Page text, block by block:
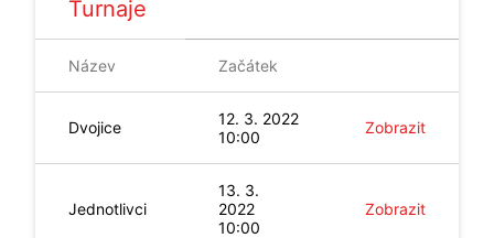
Turnaje
Název Začátek
Dvojice
12. 3. 2022
10:00
Zobrazit
Jednotlivci
13. 3.
2022
10:00
Zobrazit